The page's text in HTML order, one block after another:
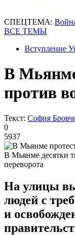
СПЕЦТЕМА:
ВСЕ ТЕМЫ
Вступление
В
против
Текст: София
0
5937
В Мьянме десятки
переворота
На улицы
людей с
и